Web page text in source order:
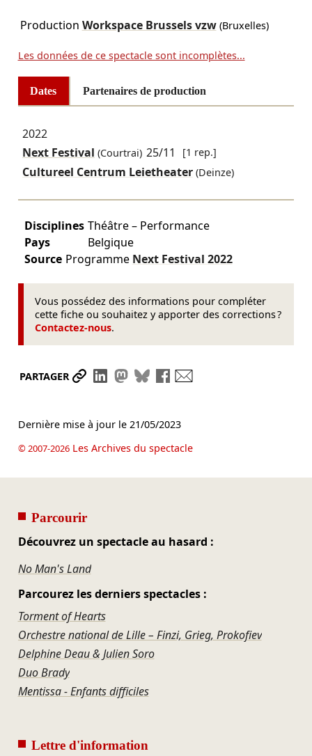
Production Workspace Brussels vzw(Bruxelles)
Les données de ce spectacle sont incomplètes...
Dates Partenaires de production
2022
Next Festival (Courtrai) 25/11 [1 rep.]
Cultureel Centrum Leietheater (Deinze)
Disciplines Théâtre – Performance
Pays
Belgique
Source Programme Next Festival 2022
Vous possédez des informations pour compléter
cette fiche ou souhaitez y apporter des corrections ?
Contactez-nous.
PARTAGER Partager le lien
Partager sur LinkedIn
Partager sur Mastodon
Partager sur Bluesky
Partager sur Facebook
Dernière mise à jour le 21/05/2023
© 2007-2026Les Archives du spectacle
Parcourir
Découvrez un spectacle au hasard :
No Man's Land
Parcourez les derniers spectacles :
Torment of Hearts
Orchestre national de Lille – Finzi, Grieg, Prokofiev
Delphine Deau & Julien Soro
Duo Brady
Mentissa - Enfants difficiles
Lettre d'information